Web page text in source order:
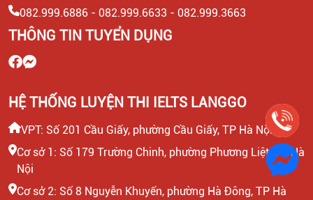
HỌC VIÊN
082.999.6886 - 082.999.6633 - 082.999.3663
THÔNG TIN TUYỂN DỤNG
HỆ THỐNG LUYỆN THI IELTS LANGGO
VPT: Số 201 Cầu Giấy, phường Cầu Giấy, TP Hà Nội
Cơ sở 1: Số 179 Trường Chinh, phường Phương Liệt, TP Hà
Nội
Cơ sở 2: Số 8 Nguyễn Khuyến, phường Hà Đông, TP Hà